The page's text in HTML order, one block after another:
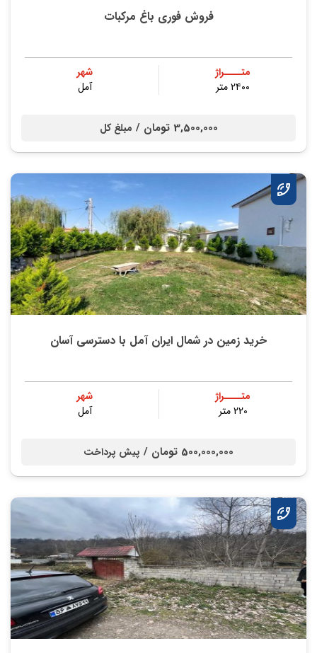
فروش فوری باغ مرکبات
متــــراژ
۲۴۰۰ متر
شهر
آمل
3,500,000 تومان / مبلغ کل
خرید زمین در شمال ایران آمل با دسترسی آسان
متــــراژ
220 متر
شهر
آمل
500,000,000 تومان / پیش پرداخت